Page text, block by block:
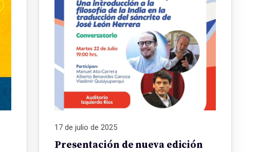
17 de julio de 2025
Presentación de nueva edición